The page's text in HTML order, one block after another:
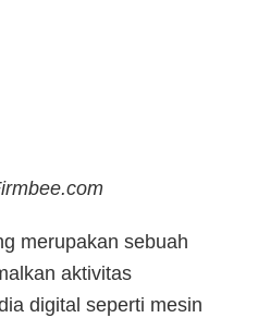
merupakan sebuah
aktivitas
digital seperti mesin